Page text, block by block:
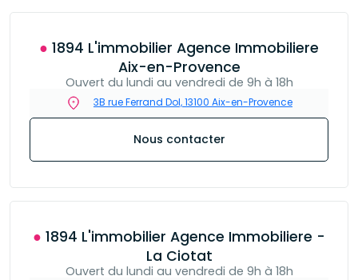
● 1894 L'immobilier Agence Immobiliere
Aix-en-Provence
Ouvert du lundi au vendredi de 9h à 18h
3B rue Ferrand Dol, 13100 Aix-en-Provence
Nous contacter
● 1894 L'immobilier Agence Immobiliere -
La Ciotat
Ouvert du lundi au vendredi de 9h à 18h